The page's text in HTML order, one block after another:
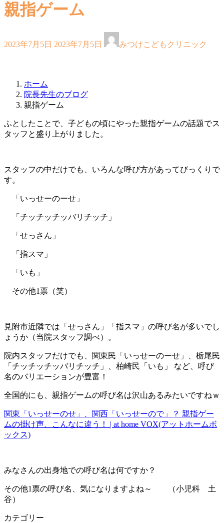
親指ゲーム
2023年7月5日 終
:
2023年7月5日 みつけこどもクリニック
ホーム
院長先生のブログ
親指ゲーム
ふとしたことで、子どもの頃にやった親指ゲームの話題でス
タッフと盛り上がりました。
スタッフの中だけでも、いろんな呼び方があってびっくりで
す。
「いっせーのーせ」
「チッチッチッバリチッチ」
「せっさん」
「指スマ」
「いも」
その他1票（笑）
見附市近隣では「せっさん」「指スマ」の呼び名が多いでし
ょうか（当院スタッフ調べ）。
院内スタッフだけでも、関東民「いっせーのーせ」、栃尾民
「チッチッチッバリチッチ」、柏崎民「いも」 など、呼び
名のバリエーションが豊富！
全国的にも、親指ゲームの呼び名は沢山あるみたいですねｗ
関東「いっせーのせ」、関西「いっせーので」？ 親指ゲー
ムの掛け声、こんなに違う！ | at home VOX(アットホームボ
ックス)
みなさんの出身地での呼び名は何ですか？
その他1票の呼び名、気になりますよね～ （小児科 土
谷）
カテゴリー